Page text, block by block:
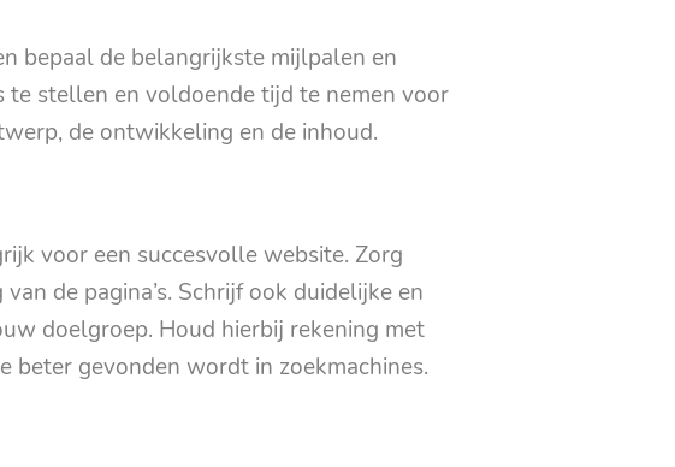
bepaal de belangrijkste mijlpalen en
te stellen en voldoende tijd te nemen voor
de ontwikkeling en de inhoud.
voor een succesvolle website. Zorg
de pagina’s. Schrijf ook duidelijke en
doelgroep. Houd hierbij rekening met
beter gevonden wordt in zoekmachines.